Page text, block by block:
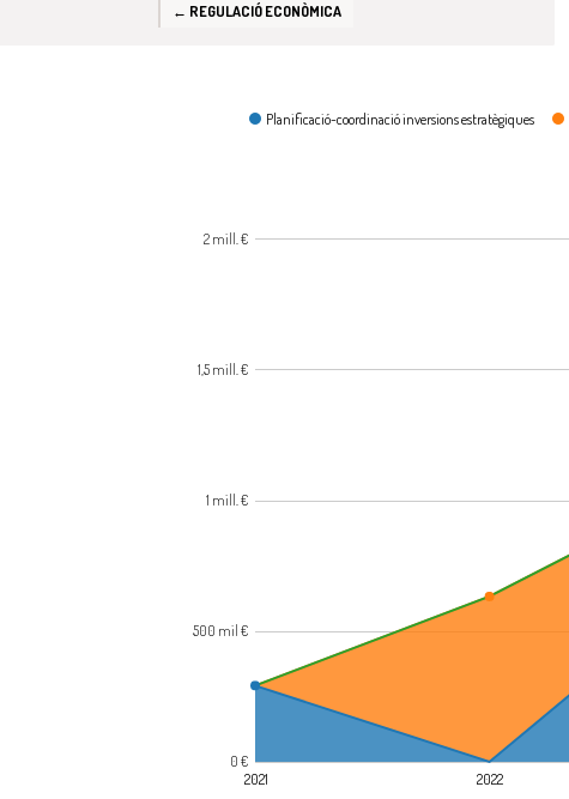
← REGULACIÓ ECONÒMICA
Planificació-coordinació inversions estratègiques
2021 2022
0 €
500 mil €
1 mill. €
1,5 mill. €
2 mill. €